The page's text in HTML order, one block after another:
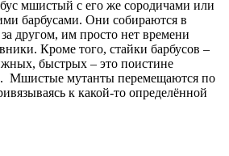
мшистый с его же сородичами или
барбусами. Они собираются в
другом, им просто нет времени
Кроме того, стайки барбусов –
быстрых – это поистине
Мшистые мутанты перемещаются по
к какой-то определённой